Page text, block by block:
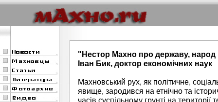
"Нестор Махно про державу, народ
Іван Бик, доктор економічних наук
Махновський рух, як політичне,
явище, зародився на етнічно та
часів суспільному грунті на території